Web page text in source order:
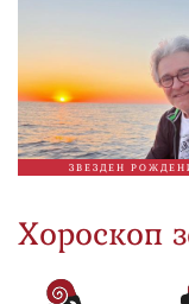
ЗВЕЗДЕН
Хороскоп